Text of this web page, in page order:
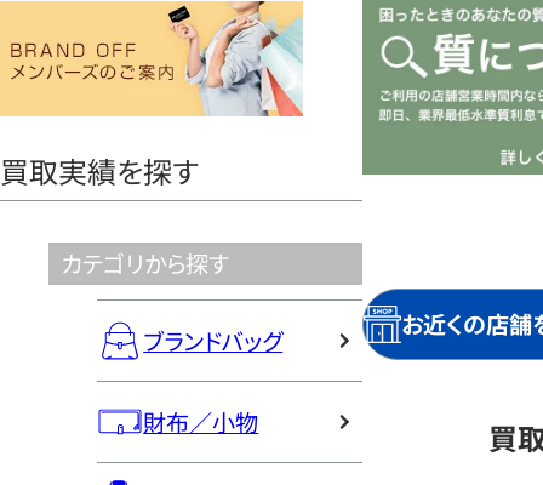
ヤ
買取実績を探す
カテゴリから探す
ブランドバッグ
財布／小物
お近くの店舗
買